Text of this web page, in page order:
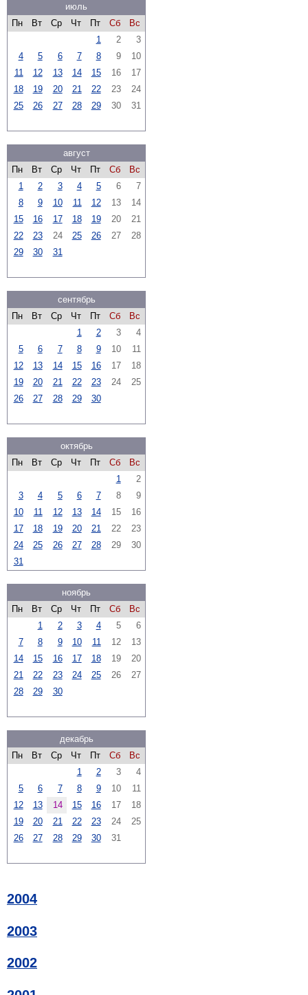
июль
Пн
Вт Ср Чт Пт Сб
Вс
1
2
3
4
5 6 7 8 9
10
11
12 13 14 15 16
17
18
19 20 21 22 23
24
25
26 27 28 29 30 31
август
Пн
Вт Ср Чт Пт Сб
Вс
1
2 3 4 5 6
7
8
9 10 11 12 13
14
15
16 17 18 19 20
21
22
23 24 25 26 27
28
29
30 31
сентябрь
Пн
Вт Ср Чт Пт Сб
Вс
1
2 3
4
5
6 7 8 9 10
11
12
13 14 15 16 17
18
19
20 21 22 23 24
25
26
27 28 29 30
октябрь
Пн
Вт Ср Чт Пт Сб
Вс
1
2
3
4 5 6 7 8
9
10
11 12 13 14 15
16
17
18 19 20 21 22
23
24
25 26 27 28 29
30
31
ноябрь
Пн
Вт Ср Чт Пт Сб
Вс
1
2 3 4 5
6
7
8 9 10 11 12
13
14
15 16 17 18 19
20
21
22 23 24 25 26
27
28
29 30
декабрь
Пн
Вт Ср Чт Пт Сб
Вс
1
2 3
4
5
6 7 8 9 10
11
12
13 14 15 16 17
18
19
20 21 22 23 24
25
26
27 28 29 30 31
2004
2003
2002